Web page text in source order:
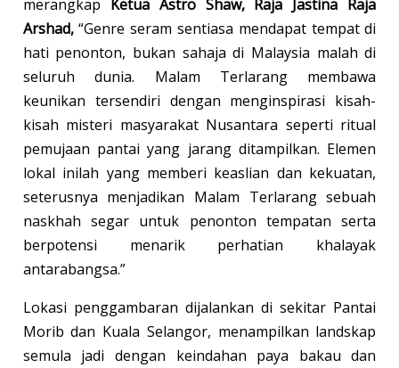
merangkap
Ketua Astro Shaw, Raja Jastina Raja
Arshad,“Genre seram sentiasa mendapat tempat di
hati penonton, bukan sahaja di Malaysia malah di
seluruh dunia. Malam Terlarang membawa
keunikan tersendiri dengan menginspirasi kisah-
kisah misteri masyarakat Nusantara seperti ritual
pemujaan pantai yang jarang ditampilkan. Elemen
lokal inilah yang memberi keaslian dan kekuatan,
seterusnya menjadikan Malam Terlarang sebuah
naskhah segar untuk penonton tempatan serta
berpotensi menarik perhatian khalayak
antarabangsa.”
Lokasi penggambaran dijalankan di sekitar Pantai
Morib dan Kuala Selangor, menampilkan landskap
semula jadi dengan keindahan paya bakau dan